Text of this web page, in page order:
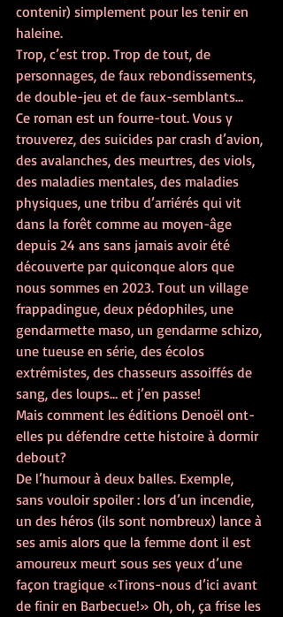
contenir) simplement pour les tenir en
haleine.
Trop, c’est trop. Trop de tout, de
personnages, de faux rebondissements,
de double-jeu et de faux-semblants…
Ce roman est un fourre-tout. Vous y
trouverez, des suicides par crash d’avion,
des avalanches, des meurtres, des viols,
des maladies mentales, des maladies
physiques, une tribu d’arriérés qui vit
dans la forêt comme au moyen-âge
depuis 24 ans sans jamais avoir été
découverte par quiconque alors que
nous sommes en 2023. Tout un village
frappadingue, deux pédophiles, une
gendarmette maso, un gendarme schizo,
une tueuse en série, des écolos
extrémistes, des chasseurs assoiffés de
sang, des loups… et j’en passe !
Mais comment les éditions Denoël ont-
elles pu défendre cette histoire à dormir
debout ?
De l’humour à deux balles. Exemple,
sans vouloir spoiler : lors d’un incendie,
un des héros (ils sont nombreux) lance à
ses amis alors que la femme dont il est
amoureux meurt sous ses yeux d’une
façon tragique « Tirons-nous d’ici avant
de finir en Barbecue ! » Oh, oh, ça frise les